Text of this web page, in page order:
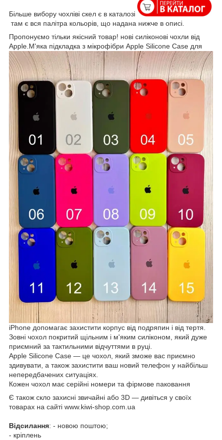
Більше вибору чохліві скел є в каталозі
там є вся палітра кольорів, що надана нижче в описі.
Пропонуємо тільки якісний товар! нові силіконові чохли від
Apple.М'яка підкладка з мікрофібри Apple Silicone Case для
iPhone допомагає захистити корпус від подряпин і від тертя.
Зовні чохол покритий щільним і м'яким силіконом, який дуже
приємний за тактильними відчуттями в руці.
Apple Silicone Case — це чохол, який зможе вас приємно
здивувати, а також захистити ваш новий телефон у найбільш
непередбачених ситуаціях.
Кожен чохол має серійні номери та фірмове паковання
Є також скло захисні звичайні або 3D — дивіться у своїх
товарах на сайті www.kiwi-shop.com.ua
Відсилання: - новою поштою;
- кріплень